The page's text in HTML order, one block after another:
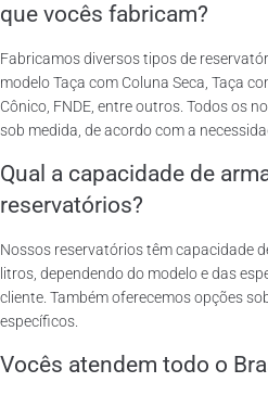
que vocês fabricam?
Fabricamos diversos tipos de
modelo Taça com Coluna Seca, Taça
Cônico, FNDE, entre outros. Todos os
sob medida, de acordo com a
Qual a capacidade de
reservatórios?
Nossos reservatórios têm capacidade
litros, dependendo do modelo e das
cliente. Também oferecemos opções
específicos.
Vocês atendem todo o